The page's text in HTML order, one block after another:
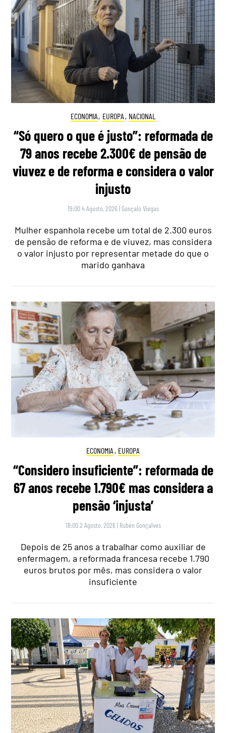
ECONOMIA, EUROPA , NACIONAL
“Só quero o que é justo”: reformada de
79 anos recebe 2.300€ de pensão de
viuvez e de reforma e considera o valor
injusto
19:00 4 Agosto, 2026 | Gonçalo Viegas
Mulher espanhola recebe um total de 2.300 euros
de pensão de reforma e de viuvez, mas considera
o valor injusto por representar metade do que o
marido ganhava
ECONOMIA , EUROPA
“Considero insuficiente”: reformada de
67 anos recebe 1.790€ mas considera a
pensão ‘injusta’
18:00 2 Agosto, 2026 | Rubén Gonçalves
Depois de 25 anos a trabalhar como auxiliar de
enfermagem, a reformada francesa recebe 1.790
euros brutos por mês, mas considera o valor
insuficiente